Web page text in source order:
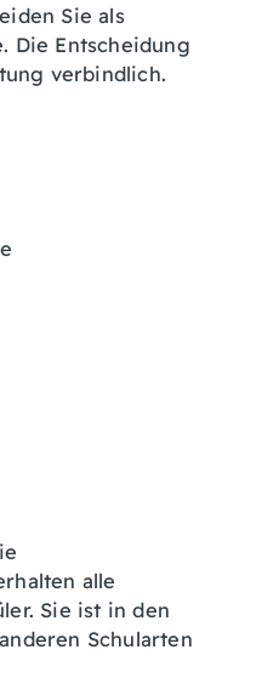
Sie als
Die Entscheidung
verbindlich.
alle
Sie ist in den
Schularten